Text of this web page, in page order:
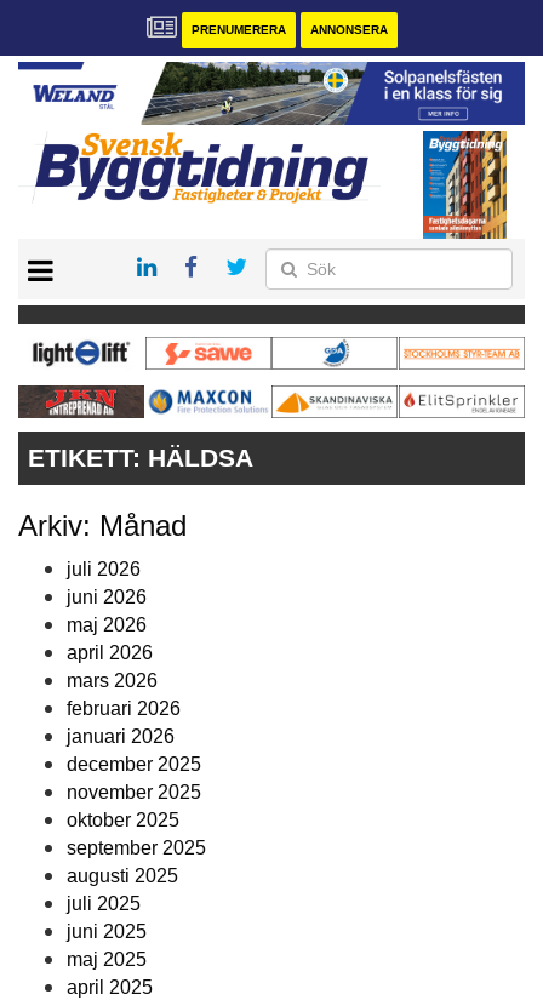
PRENUMERERA ANNONSERA
PRENUMERERA
VÅRA ANDRA MAGASIN
ANNONSERA
KONTAKT
ETIKETT: HÄLDSA
Arkiv: Månad
juli 2026
juni 2026
maj 2026
april 2026
mars 2026
februari 2026
januari 2026
december 2025
november 2025
oktober 2025
september 2025
augusti 2025
juli 2025
juni 2025
maj 2025
april 2025